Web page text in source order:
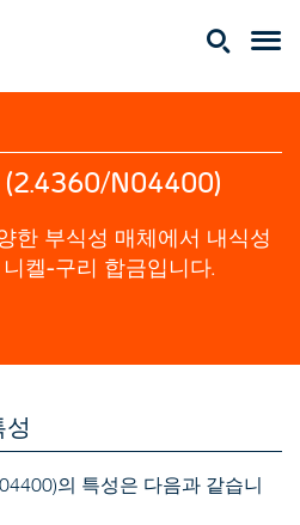
N04400)
한 부식성 매체에서 내식성
켈-구리 합금입니다.
의 특성은 다음과 같습니